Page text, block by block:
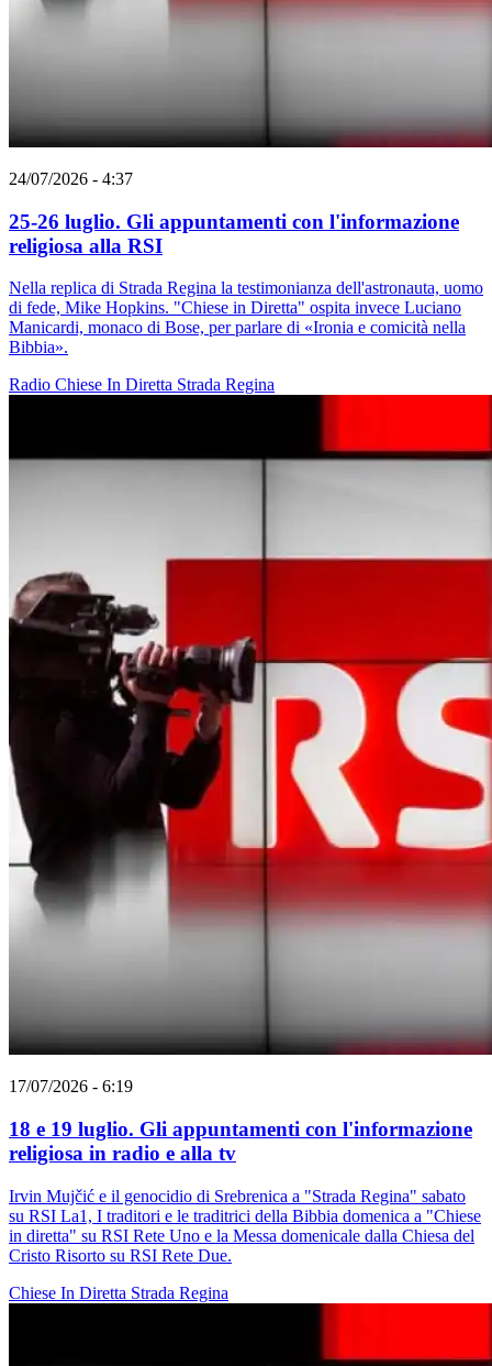
24/07/2026 - 4:37
25-26 luglio. Gli appuntamenti con l'informazione
religiosa alla RSI
Nella replica di Strada Regina la testimonianza dell'astronauta, uomo
di fede, Mike Hopkins. "Chiese in Diretta" ospita invece Luciano
Manicardi, monaco di Bose, per parlare di «Ironia e comicità nella
Bibbia».
Radio Chiese In Diretta Strada Regina
17/07/2026 - 6:19
18 e 19 luglio. Gli appuntamenti con l'informazione
religiosa in radio e alla tv
Irvin Mujčić e il genocidio di Srebrenica a "Strada Regina" sabato
su RSI La1, I traditori e le traditrici della Bibbia domenica a "Chiese
in diretta" su RSI Rete Uno e la Messa domenicale dalla Chiesa del
Cristo Risorto su RSI Rete Due.
Chiese In Diretta Strada Regina